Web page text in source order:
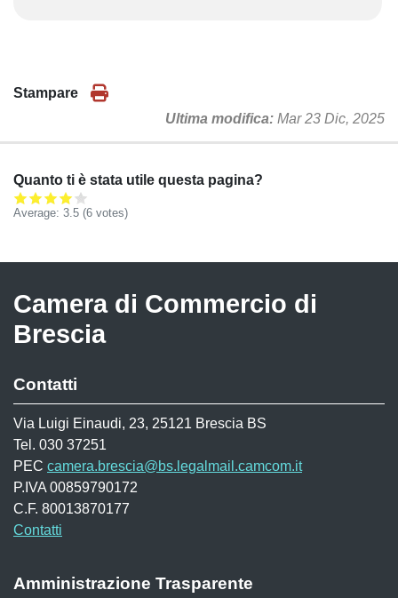
Stampare
Ultima modifica Mar 23 Dic, 2025
Quanto ti è stata utile questa pagina?
Average: 3.5 (6 votes)
Camera di Commercio di
Brescia
Contatti
Via Luigi Einaudi, 23, 25121 Brescia BS
Tel. 030 37251
PEC camera.brescia@bs.legalmail.camcom.it
P.IVA 00859790172
C.F. 80013870177
Contatti
Amministrazione Trasparente